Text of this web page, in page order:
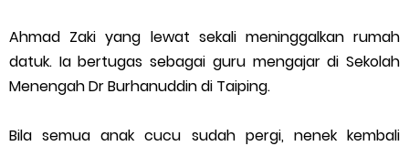
Ahmad Zaki yang lewat sekali meninggalkan rumah
datuk. Ia bertugas sebagai guru mengajar di Sekolah
Menengah Dr Burhanuddin di Taiping.
Bila semua anak cucu sudah pergi, nenek kembali